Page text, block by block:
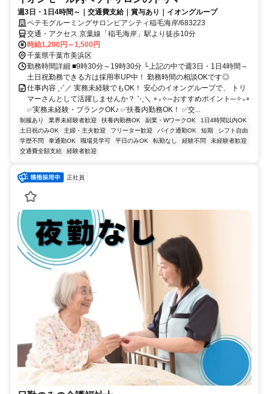
週3日・1日4時間～｜交通費支給｜賞与あり｜イオングループ
ペテモグルーミングサロンピアシティ稲毛海岸/683223
交通・アクセス 京葉線「稲毛海岸」駅より徒歩10分
時給1,200円～1,500円
千葉県千葉市美浜区
勤務時間詳細 ■9時30分～19時30分 └上記の中で週3日・1日4時間～
土日祝勤務できる方は採用率UP中！ 勤務時間の相談OKです◎
仕事内容 ⋰／ 実務未経験でもOK！ 安心のイオングループで、 トリ
マーさんとして活躍しませんか？ ⋱＼ ∘₊✧─おすすめポイント─✧₊∘
✅実務未経験・ブランクOK♪ ✅️扶養内勤務OK！ ✅️交...
制服あり 業界未経験者歓迎 扶養内勤務OK 副業・WワークOK
1日4時間以内OK
土日祝のみOK
主婦・主夫歓迎 フリーター歓迎 バイク通勤OK 短期
シフト自由
学歴不問
車通勤OK 職場見学可 平日のみOK 転勤なし 経験不問
未経験者歓迎
交通費全額支給
経験者歓迎
正社員